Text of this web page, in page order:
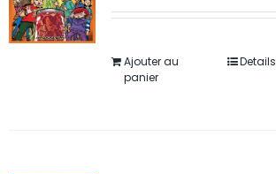
Ajouter au
panier
Details